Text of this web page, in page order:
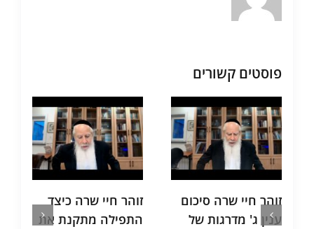
פוסטים קשורים
זוהר חיי שרה סיכום
ענין ג' מדרגות של
זוהר חיי שרה כיצד
התפילה מתקנת את